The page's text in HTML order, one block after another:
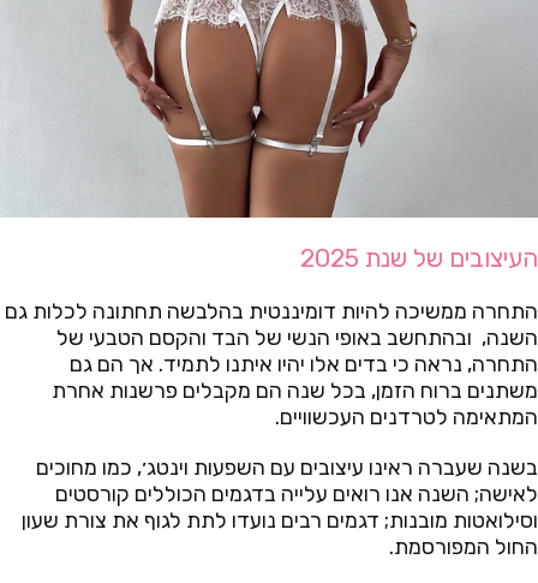
העיצובים של שנת 2025
התחרה ממשיכה להיות דומיננטית בהלבשה תחתונה לכלות גם
השנה, ובהתחשב באופי הנשי של הבד והקסם הטבעי של
התחרה, נראה כי בדים אלו יהיו איתנו לתמיד. אך הם גם
משתנים ברוח הזמן, בכל שנה הם מקבלים פרשנות אחרת
המתאימה לטרדנים העכשוויים.
בשנה שעברה ראינו עיצובים עם השפעות וינטג׳, כמו מחוכים
לאישה; השנה אנו רואים עלייה בדגמים הכוללים קורסטים
וסילואטות מובנות; דגמים רבים נועדו לתת לגוף את צורת שעון
החול המפורסמת.